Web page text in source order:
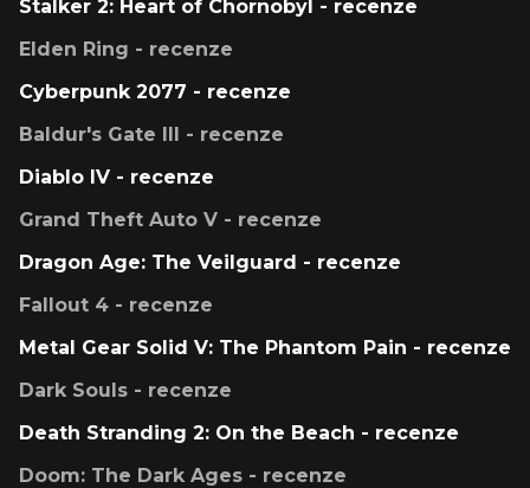
Stalker 2: Heart of Chornobyl - recenze
Elden Ring - recenze
Cyberpunk 2077 - recenze
Baldur's Gate III - recenze
Diablo IV - recenze
Grand Theft Auto V - recenze
Dragon Age: The Veilguard - recenze
Fallout 4 - recenze
Metal Gear Solid V: The Phantom Pain - recenze
Dark Souls - recenze
Death Stranding 2: On the Beach - recenze
Doom: The Dark Ages - recenze